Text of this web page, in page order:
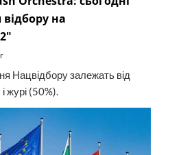
відбору на
Нацвідбору залежать від
журі (50%).